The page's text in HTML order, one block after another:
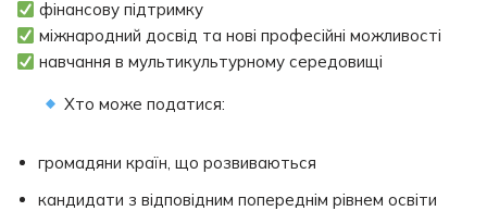
фінансову підтримку
міжнародний досвід та нові професійні можливості
навчання в мультикультурному середовищі
Хто може податися:
громадяни країн, що розвиваються
кандидати з відповідним попереднім рівнем освіти